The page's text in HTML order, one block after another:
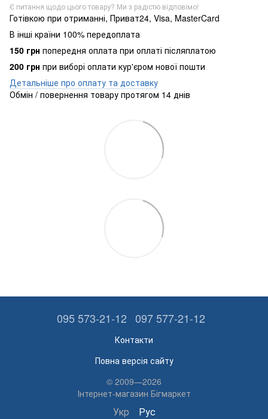
Є питання щодо цього товару? Ми з радістю відповімо!
Готівкою при отриманні, Приват24, Visa, MasterCard
В інші країни 100% передоплата
150 грн попередня оплата при оплаті післяплатою
200 грн при виборі оплати кур'єром нової пошти
Детальніше про оплату та доставку
Обмін / повернення товару протягом 14 днів
095 573-21-12 097 577-21-12
Контакти
Повна версія сайту
© 2009—2026
Інтернет-магазин Бігмаркет
Укр Рус